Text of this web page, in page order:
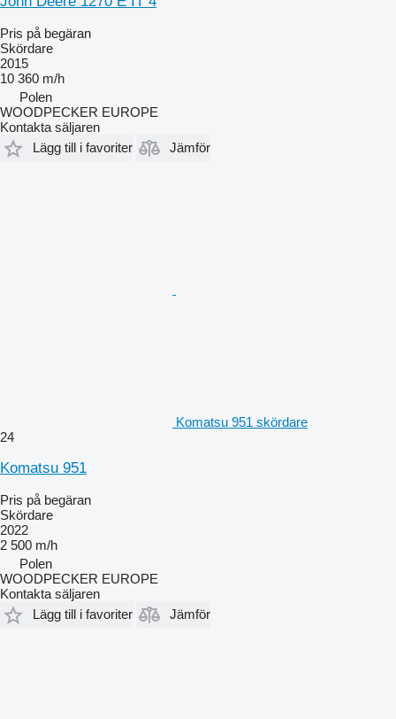
Pris på begäran
Skördare
2015
10 360 m/h
Polen
WOODPECKER EUROPE
Kontakta säljaren
Lägg till i favoriter
Jämför
Komatsu 951 skördare
24
Komatsu 951
Pris på begäran
Skördare
2022
2 500 m/h
Polen
WOODPECKER EUROPE
Kontakta säljaren
Lägg till i favoriter
Jämför